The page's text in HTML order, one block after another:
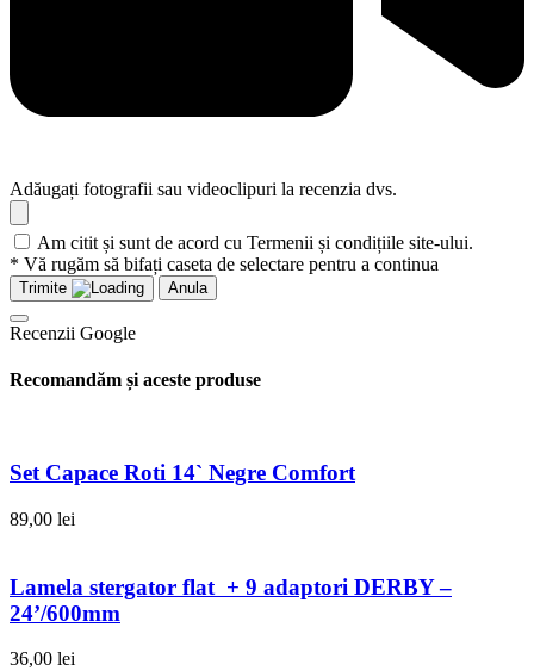
Adăugați fotografii sau videoclipuri la recenzia dvs.
Am citit și sunt de acord cu Termenii și condițiile site-ului.
* Vă rugăm să bifați caseta de selectare pentru a continua
Trimite Anula
Recenzii Google
Recomandăm și aceste produse
Set Capace Roti 14` Negre Comfort
89,00 lei
Lamela stergator flat + 9 adaptori DERBY –
24’/600mm
36,00 lei